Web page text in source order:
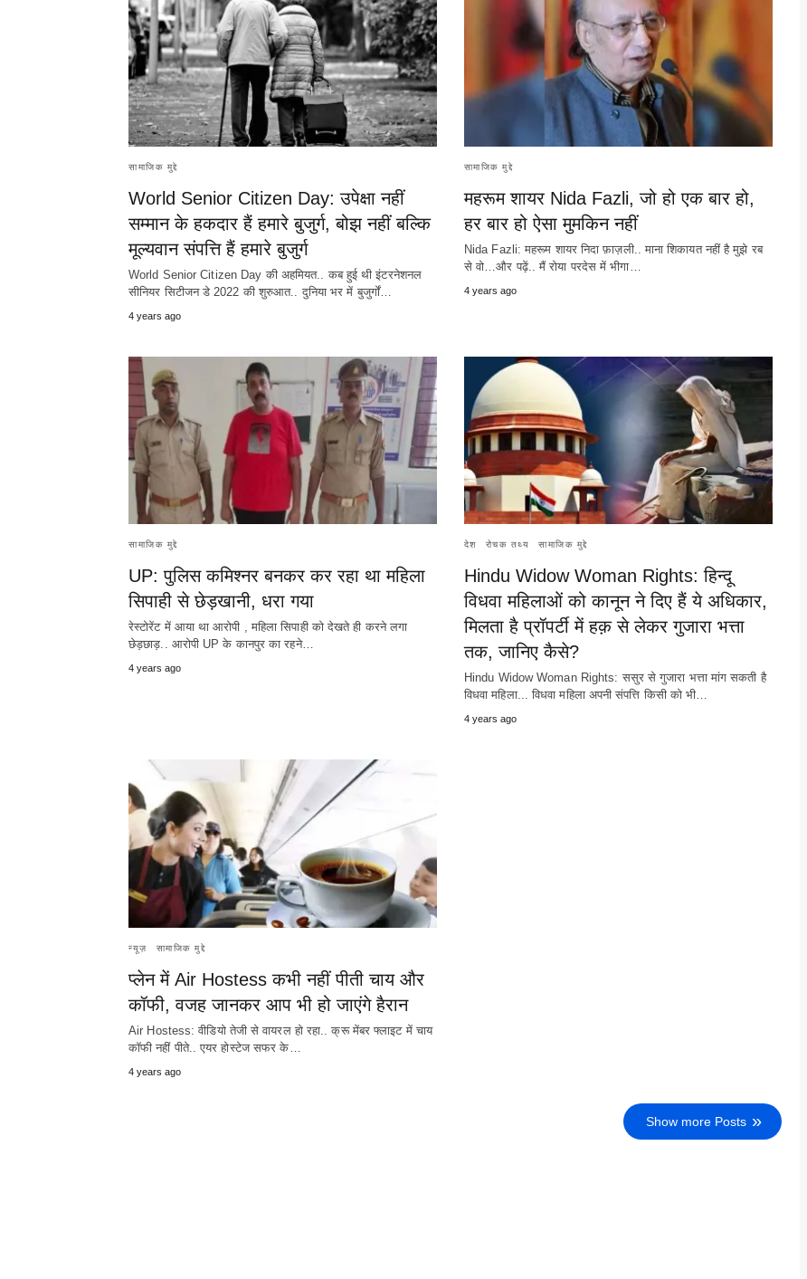
सामाजिक मुद्दे
World Senior Citizen Day: उपेक्षा नहीं
सम्मान के हकदार हैं हमारे बुजुर्ग, बोझ नहीं बल्कि
मूल्यवान संपत्ति हैं हमारे बुजुर्ग
World Senior Citizen Day की अहमियत.. कब हुई थी इंटरनेशनल
सीनियर सिटीजन डे 2022 की शुरुआत.. दुनिया भर में बुजुर्गों…
4 years ago
सामाजिक मुद्दे
महरूम शायर Nida Fazli, जो हो एक बार हो,
हर बार हो ऐसा मुमकिन नहीं
Nida Fazli: महरूम शायर निदा फ़ाज़ली.. माना शिकायत नहीं है मुझे रब
से वो…और पढ़ें.. मैं रोया परदेस में भीगा…
4 years ago
सामाजिक मुद्दे
UP: पुलिस कमिश्नर बनकर कर रहा था महिला
सिपाही से छेड़खानी, धरा गया
रेस्टोरेंट में आया था आरोपी , महिला सिपाही को देखते ही करने लगा
छेड़छाड़.. आरोपी UP के कानपुर का रहने…
4 years ago
देश रोचक तथ्य सामाजिक मुद्दे
Hindu Widow Woman Rights: हिन्दू
विधवा महिलाओं को कानून ने दिए हैं ये अधिकार,
मिलता है प्रॉपर्टी में हक़ से लेकर गुजारा भत्ता
तक, जानिए कैसे?
Hindu Widow Woman Rights: ससुर से गुजारा भत्ता मांग सकती है
विधवा महिला... विधवा महिला अपनी संपत्ति किसी को भी…
4 years ago
न्यूज़ सामाजिक मुद्दे
प्लेन में Air Hostess कभी नहीं पीती चाय और
कॉफी, वजह जानकर आप भी हो जाएंगे हैरान
Air Hostess: वीडियो तेजी से वायरल हो रहा.. क्रू मेंबर फ्लाइट में चाय
कॉफी नहीं पीते.. एयर होस्टेज सफर के…
4 years ago
Show more Posts